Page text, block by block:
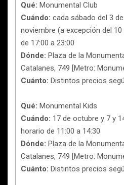
Qué: Monumental Club
Cuándo: cada sábado del 3
noviembre (a excepción del
de 17:00 a 23:00
Dónde: Plaza de la
Catalanes, 749 [Metro:
Cuánto: Distintos precios
Qué: Monumental Kids
Cuándo: 17 de octubre y 7 y
horario de 11:00 a 14:30
Dónde: Plaza de la
Catalanes, 749 [Metro:
Cuánto: Distintos precios